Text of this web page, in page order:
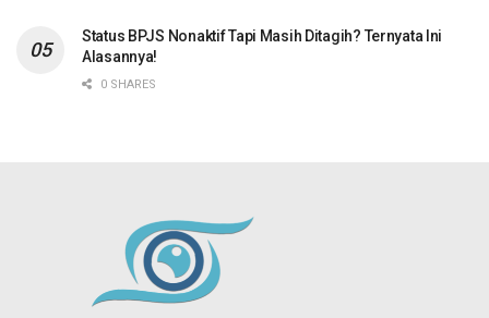
Status BPJS Nonaktif Tapi Masih Ditagih? Ternyata Ini
Alasannya!
0 SHARES